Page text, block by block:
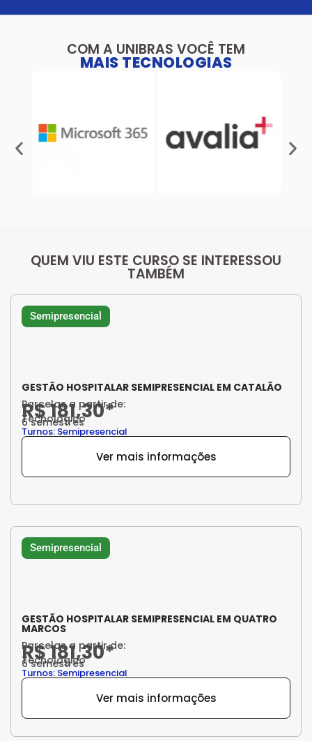
COM A UNIBRAS VOCÊ TEM
MAIS TECNOLOGIAS
QUEM VIU ESTE CURSO SE INTERESSOU
TAMBÉM
Semipresencial
GESTÃO HOSPITALAR SEMIPRESENCIAL EM CATALÃO
Parcelas a partir de:
R$ 181,30*
Tecnológico
6 semestres
Turnos: Semipresencial
Ver mais informações
Semipresencial
GESTÃO HOSPITALAR SEMIPRESENCIAL EM QUATRO
MARCOS
Parcelas a partir de:
R$ 181,30*
Tecnológico
6 semestres
Turnos: Semipresencial
Ver mais informações